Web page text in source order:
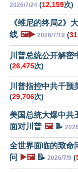
2026/7/24 (12,159次)
《维尼的终局2》
线 🖼️▶️ 2026/7/19 (
川普总统公开解密
(26,475次)
川普指控中共干预
(29,706次)
美国总统大爆中共
面对川普 🖼️📝
全世界面临的致命
问 ▶️🖼️📝 2026/7/9 (